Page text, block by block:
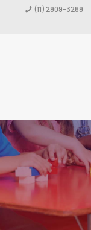
(11) 2909-3269